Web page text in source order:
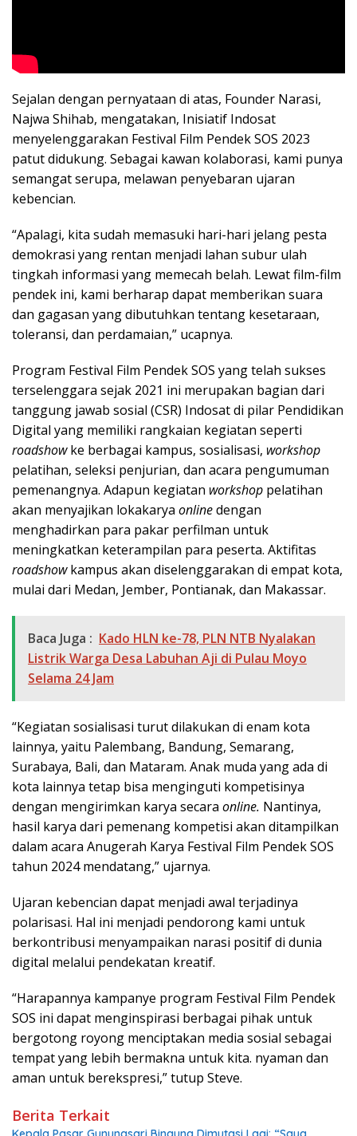
Sejalan dengan pernyataan di atas, Founder Narasi,
Najwa Shihab, mengatakan, Inisiatif Indosat
menyelenggarakan Festival Film Pendek SOS 2023
patut didukung. Sebagai kawan kolaborasi, kami punya
semangat serupa, melawan penyebaran ujaran
kebencian.
“Apalagi, kita sudah memasuki hari-hari jelang pesta
demokrasi yang rentan menjadi lahan subur ulah
tingkah informasi yang memecah belah. Lewat film-film
pendek ini, kami berharap dapat memberikan suara
dan gagasan yang dibutuhkan tentang kesetaraan,
toleransi, dan perdamaian,” ucapnya.
Program Festival Film Pendek SOS yang telah sukses
terselenggara sejak 2021 ini merupakan bagian dari
tanggung jawab sosial (CSR) Indosat di pilar Pendidikan
Digital yang memiliki rangkaian kegiatan seperti
roadshowke berbagai kampus, sosialisasi, workshop
pelatihan, seleksi penjurian, dan acara pengumuman
pemenangnya. Adapun kegiatan workshop pelatihan
akan menyajikan lokakarya onlinedengan
menghadirkan para pakar perfilman untuk
meningkatkan keterampilan para peserta. Aktifitas
roadshowkampus akan diselenggarakan di empat kota,
mulai dari Medan, Jember, Pontianak, dan Makassar.
Baca Juga : Kado HLN ke-78, PLN NTB Nyalakan
Listrik Warga Desa Labuhan Aji di Pulau Moyo
Selama 24 Jam
“Kegiatan sosialisasi turut dilakukan di enam kota
lainnya, yaitu Palembang, Bandung, Semarang,
Surabaya, Bali, dan Mataram. Anak muda yang ada di
kota lainnya tetap bisa menginguti kompetisinya
dengan mengirimkan karya secara online. Nantinya,
hasil karya dari pemenang kompetisi akan ditampilkan
dalam acara Anugerah Karya Festival Film Pendek SOS
tahun 2024 mendatang,” ujarnya.
Ujaran kebencian dapat menjadi awal terjadinya
polarisasi. Hal ini menjadi pendorong kami untuk
berkontribusi menyampaikan narasi positif di dunia
digital melalui pendekatan kreatif.
“Harapannya kampanye program Festival Film Pendek
SOS ini dapat menginspirasi berbagai pihak untuk
bergotong royong menciptakan media sosial sebagai
tempat yang lebih bermakna untuk kita. nyaman dan
aman untuk berekspresi,” tutup Steve.
Berita Terkait